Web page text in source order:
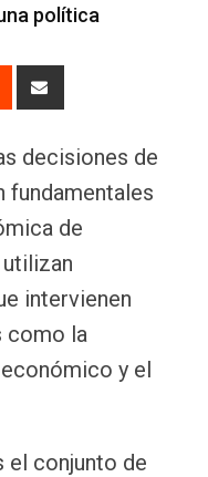
política
Reddit
via
decisiones de
fundamentales
de
intervienen
como la
y el
el conjunto de